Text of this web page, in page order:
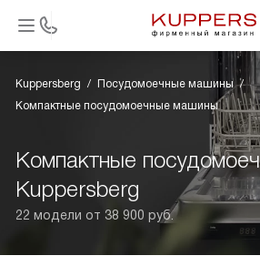
Kuppersberg
Посудомоечные машины
Компактные посудомоечные машины
Компактные
Kuppersberg
22 модели от 38 900 руб.